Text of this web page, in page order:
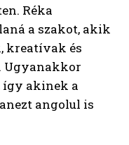
Réka
a szakot, akik
kreatívak és
Ugyanakkor
akinek a
angolul is